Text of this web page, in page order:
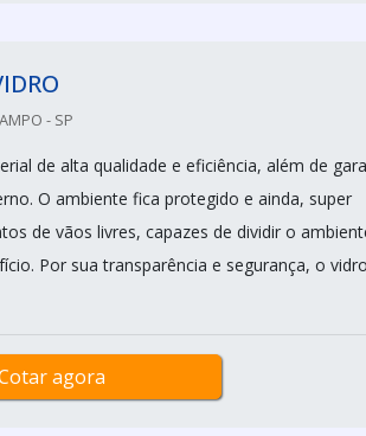
- SP
de alta qualidade e eficiência, além de
O ambiente fica protegido e ainda, super
de vãos livres, capazes de dividir o
Por sua transparência e segurança, o
agora